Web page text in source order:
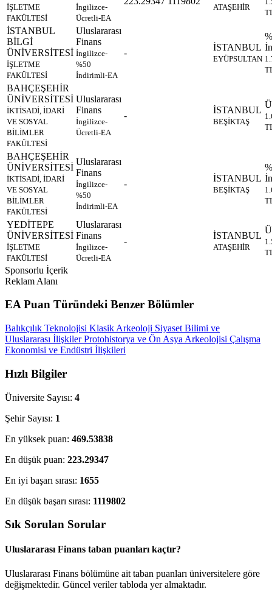
İŞLETME
FAKÜLTESİ
İngilizce-
Ücretli-EA
ATAŞEHİR
İSTANBUL
BİLGİ
ÜNİVERSİTESİ
İŞLETME
FAKÜLTESİ
Uluslararası
Finans
İngilizce-
%50
İndirimli-EA
-
İSTANBUL
EYÜPSULTAN
BAHÇEŞEHİR
ÜNİVERSİTESİ
İKTİSADİ, İDARİ
VE SOSYAL
BİLİMLER
FAKÜLTESİ
Uluslararası
Finans
İngilizce-
Ücretli-EA
-
İSTANBUL
BEŞİKTAŞ
BAHÇEŞEHİR
ÜNİVERSİTESİ
İKTİSADİ, İDARİ
VE SOSYAL
BİLİMLER
FAKÜLTESİ
Uluslararası
Finans
İngilizce-
%50
İndirimli-EA
-
İSTANBUL
BEŞİKTAŞ
YEDİTEPE
ÜNİVERSİTESİ
İŞLETME
FAKÜLTESİ
Uluslararası
Finans
İngilizce-
Ücretli-EA
-
İSTANBUL
ATAŞEHİR
Sponsorlu İçerik
Reklam Alanı
EA Puan Türündeki Benzer Bölümler
Balıkçılık Teknolojisi Klasik Arkeoloji Siyaset Bilimi ve
Uluslararası İlişkilerProtohistorya ve Ön Asya Arkeolojisi Çalışma
Ekonomisi ve Endüstri İlişkileri
Hızlı Bilgiler
Üniversite Sayısı: 4
Şehir Sayısı: 1
En yüksek puan: 469.53838
En düşük puan: 223.29347
En iyi başarı sırası: 1655
En düşük başarı sırası: 1119802
Sık Sorulan Sorular
Uluslararası Finans taban puanları kaçtır?
Uluslararası Finans bölümüne ait taban puanları üniversitelere göre
değişmektedir. Güncel veriler tabloda yer almaktadır.